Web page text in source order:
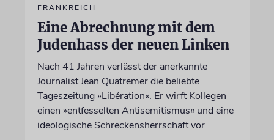
FRANKREICH
Eine Abrechnung mit dem
Judenhass der neuen Linken
Nach 41 Jahren verlässt der anerkannte
Journalist Jean Quatremer die beliebte
Tageszeitung »Libération«. Er wirft Kollegen
einen »entfesselten Antisemitismus« und eine
ideologische Schreckensherrschaft vor